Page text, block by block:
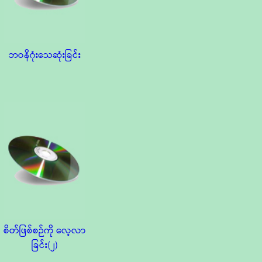
ဘဝနိဂုံးသေဆုံးခြင်း
စိတ်ဖြစ်စဉ်ကို လေ့လာ
ခြင်း(၂)